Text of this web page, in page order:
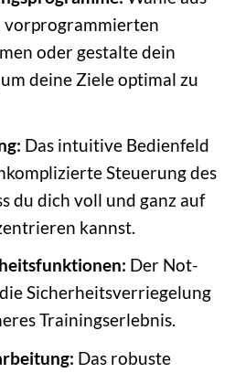
vorprogrammierten
oder gestalte dein
deine Ziele optimal zu
Das intuitive Bedienfeld
Steuerung des
du dich voll und ganz auf
kannst.
Der Not-
Sicherheitsverriegelung
Trainingserlebnis.
Das robuste